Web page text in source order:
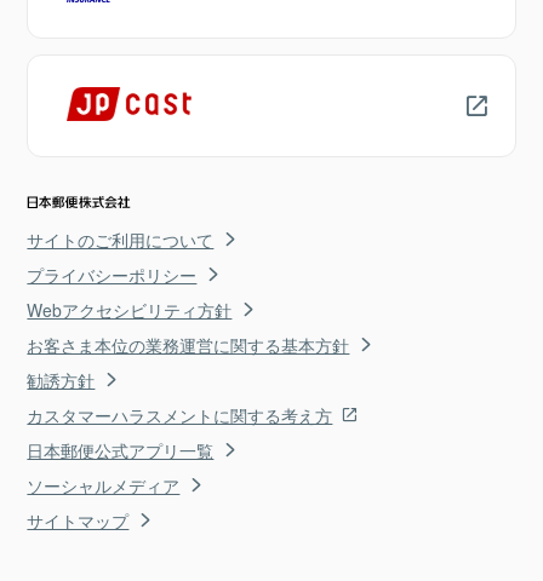
サイトのご利用について
プライバシーポリシー
Webアクセシビリティ方針
お客さま本位の業務運営に関する基本方針
勧誘方針
カスタマーハラスメントに関する考え方
日本郵便公式アプリ一覧
ソーシャルメディア
サイトマップ